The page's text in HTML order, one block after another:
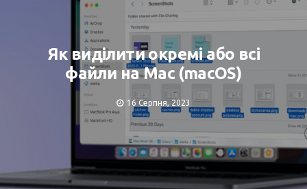
Як виділити окремі або всі
файли на Mac (macOS)
16 Серпня, 2023